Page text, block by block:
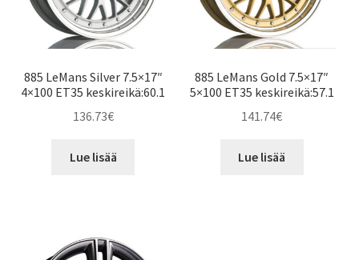
885 LeMans Silver 7.5×17″
4×100 ET35 keskireikä:60.1
136.73€
Lue lisää
885 LeMans Gold 7.5×17″
5×100 ET35 keskireikä:57.1
141.74€
Lue lisää